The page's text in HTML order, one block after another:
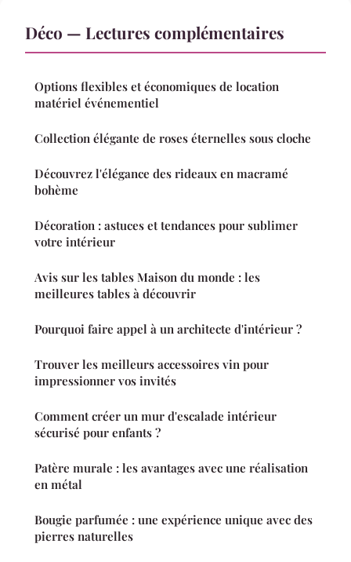
Déco — Lectures complémentaires
Options flexibles et économiques de location
matériel événementiel
Collection élégante de roses éternelles sous cloche
Découvrez l'élégance des rideaux en macramé
bohème
Décoration : astuces et tendances pour sublimer
votre intérieur
Avis sur les tables Maison du monde : les
meilleures tables à découvrir
Pourquoi faire appel à un architecte d'intérieur ?
Trouver les meilleurs accessoires vin pour
impressionner vos invités
Comment créer un mur d'escalade intérieur
sécurisé pour enfants ?
Patère murale : les avantages avec une réalisation
en métal
Bougie parfumée : une expérience unique avec des
pierres naturelles